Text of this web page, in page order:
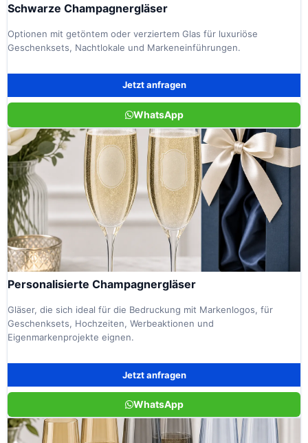
Schwarze Champagnergläser
Optionen mit getöntem oder verziertem Glas für luxuriöse
Geschenksets, Nachtlokale und Markeneinführungen.
Jetzt anfragen
WhatsApp
Personalisierte Champagnergläser
Gläser, die sich ideal für die Bedruckung mit Markenlogos, für
Geschenksets, Hochzeiten, Werbeaktionen und
Eigenmarkenprojekte eignen.
Jetzt anfragen
WhatsApp